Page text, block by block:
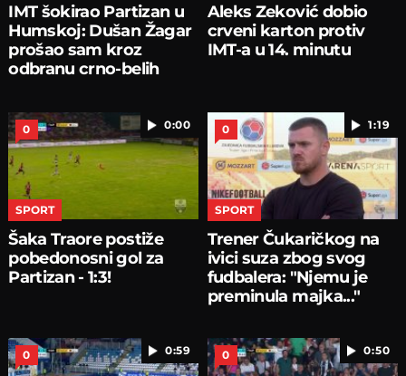
IMT šokirao Partizan u
Humskoj: Dušan Žagar
prošao sam kroz
odbranu crno-belih
Aleks Zeković dobio
crveni karton protiv
IMT-a u 14. minutu
0:00
0
SPORT
Šaka Traore postiže
pobedonosni gol za
Partizan - 1:3!
1:19
0
SPORT
Trener Čukaričkog na
ivici suza zbog svog
fudbalera: "Njemu je
preminula majka..."
0:59
0 0:50
0